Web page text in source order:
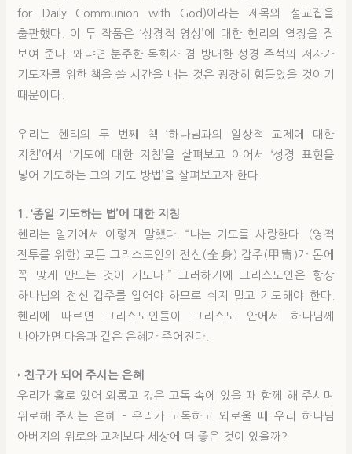
for Daily Communion with God)이라는 제목의 설교집을
출판했다. 이 두 작품은 ‘성경적 영성’에 대한 헨리의 열정을 잘
보여 준다. 왜냐면 분주한 목회자 겸 방대한 성경 주석의 저자가
기도자를 위한 책을 쓸 시간을 내는 것은 굉장히 힘들었을 것이기
때문이다.
우리는 헨리의 두 번째 책 ‘하나님과의 일상적 교제에 대한
지침’에서 ‘기도에 대한 지침’을 살펴보고 이어서 ‘성경 표현을
넣어 기도하는 그의 기도 방법’을 살펴보고자 한다.
1. ‘종일 기도하는 법’에 대한 지침
헨리는 일기에서 이렇게 말했다. “나는 기도를 사랑한다. (영적
전투를 위한) 모든 그리스도인의 전신(全身) 갑주(甲冑)가 몸에
꼭 맞게 만드는 것이 기도다.” 그러하기에 그리스도인은 항상
하나님의 전신 갑주를 입어야 하므로 쉬지 말고 기도해야 한다.
헨리에 따르면 그리스도인들이 그리스도 안에서 하나님께
나아가면 다음과 같은 은혜가 주어진다.
‣친구가 되어 주시는 은혜
우리가 홀로 있어 외롭고 깊은 고독 속에 있을 때 함께 해 주시며
위로해 주시는 은혜 – 우리가 고독하고 외로울 때 우리 하나님
아버지의 위로와 교제보다 세상에 더 좋은 것이 있을까?